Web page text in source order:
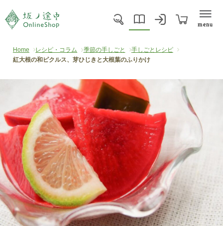
menu
Home レシピ・コラム 季節の手しごと
手しごとレシピ
紅大根の和ピクルス、芽ひじきと大根葉のふりかけ